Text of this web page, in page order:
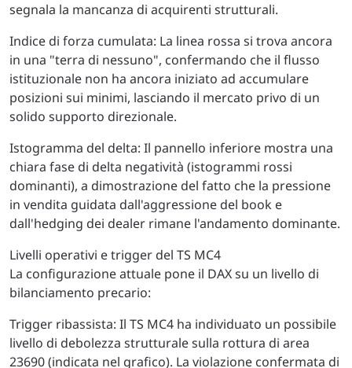
segnala la mancanza di acquirenti strutturali.
Indice di forza cumulata: La linea rossa si trova ancora
in una "terra di nessuno", confermando che il flusso
istituzionale non ha ancora iniziato ad accumulare
posizioni sui minimi, lasciando il mercato privo di un
solido supporto direzionale.
Istogramma del delta: Il pannello inferiore mostra una
chiara fase di delta negatività (istogrammi rossi
dominanti), a dimostrazione del fatto che la pressione
in vendita guidata dall'aggressione del book e
dall'hedging dei dealer rimane l'andamento dominante.
Livelli operativi e trigger del TS MC4
La configurazione attuale pone il DAX su un livello di
bilanciamento precario:
Trigger ribassista: Il TS MC4 ha individuato un possibile
livello di debolezza strutturale sulla rottura di area
23690 (indicata nel grafico). La violazione confermata di